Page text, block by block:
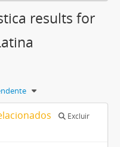
results for
Excluir